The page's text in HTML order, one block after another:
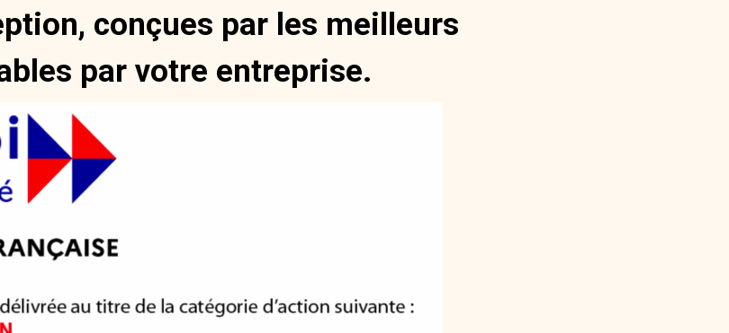
conçues par les meilleurs
par votre entreprise.